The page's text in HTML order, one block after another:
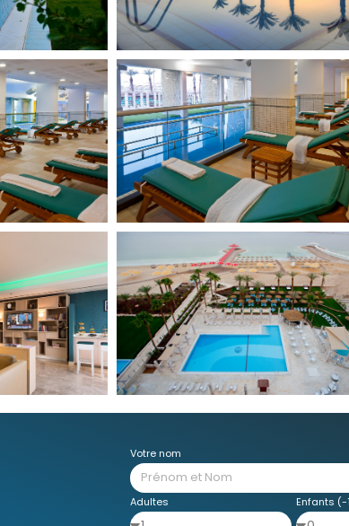
Votre nom
Adultes Enfants (-